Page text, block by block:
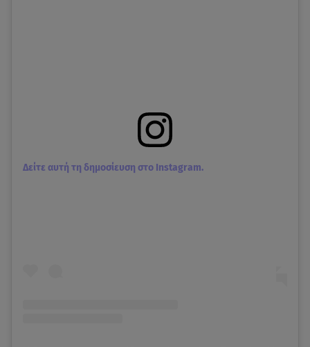
Δείτε αυτή τη δημοσίευση στο Instagram.